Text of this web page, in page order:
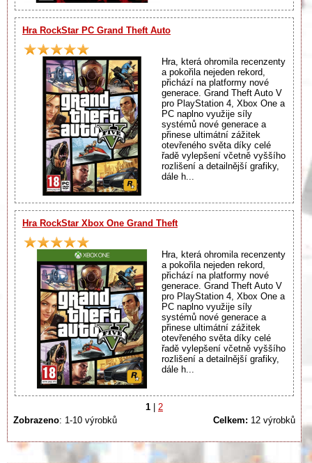
Hra RockStar PC Grand Theft Auto
Hra, která ohromila recenzenty
a pokořila nejeden rekord,
přichází na platformy nové
generace. Grand Theft Auto V
pro PlayStation 4, Xbox One a
PC naplno využije síly
systémů nové generace a
přinese ultimátní zážitek
otevřeného světa díky celé
řadě vylepšení včetně vyššího
rozlišení a detailnější grafiky,
dále h...
Hra RockStar Xbox One Grand Theft
Hra, která ohromila recenzenty
a pokořila nejeden rekord,
přichází na platformy nové
generace. Grand Theft Auto V
pro PlayStation 4, Xbox One a
PC naplno využije síly
systémů nové generace a
přinese ultimátní zážitek
otevřeného světa díky celé
řadě vylepšení včetně vyššího
rozlišení a detailnější grafiky,
dále h...
1 | 2
Zobrazeno: 1-10 výrobků Celkem: 12 výrobků